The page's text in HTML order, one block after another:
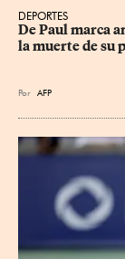
DEPORTES
De Paul marca
la muerte de su
Por AFP